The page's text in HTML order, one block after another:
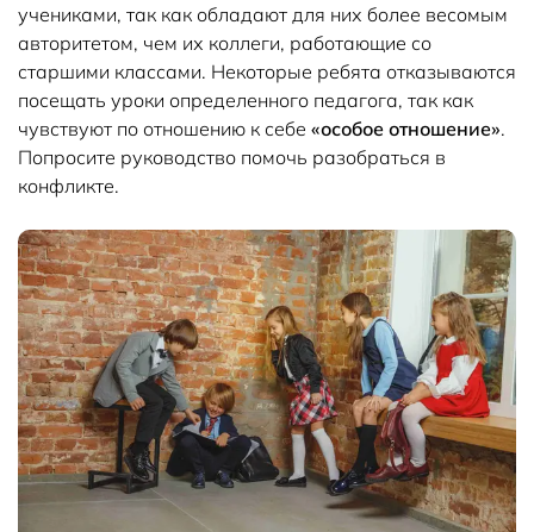
учениками, так как обладают для них более весомым
авторитетом, чем их коллеги, работающие со
старшими классами. Некоторые ребята отказываются
посещать уроки определенного педагога, так как
чувствуют по отношению к себе «особое отношение».
Попросите руководство помочь разобраться в
конфликте.